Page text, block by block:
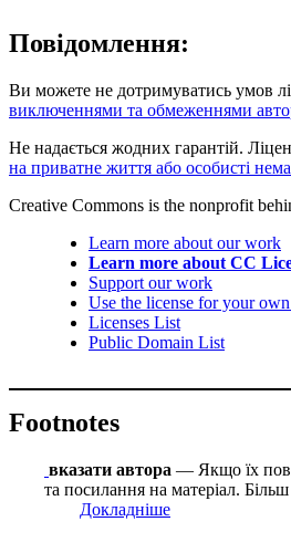
Повідомлення:
Ви можете не дотримуватись умов
виключеннями та обмеженнями
Не надається жодних гарантій.
на приватне життя або особисті
Creative Commons is the nonprofit
Learn more about our work
Learn more about CC
Support our work
Use the license for your
Licenses List
Public Domain List
Footnotes
вказати автора — Якщо їх
та посилання на матеріал.
Докладніше